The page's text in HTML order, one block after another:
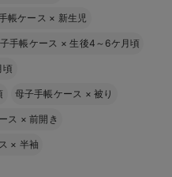
帳ケース × 新生児
手帳ケース ×生後4～6ケ月頃
頃
母子手帳ケース ×被り
ス ×前開き
× 半袖